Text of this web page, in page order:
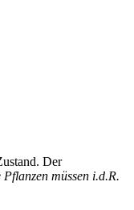
Der
müssen i.d.R.